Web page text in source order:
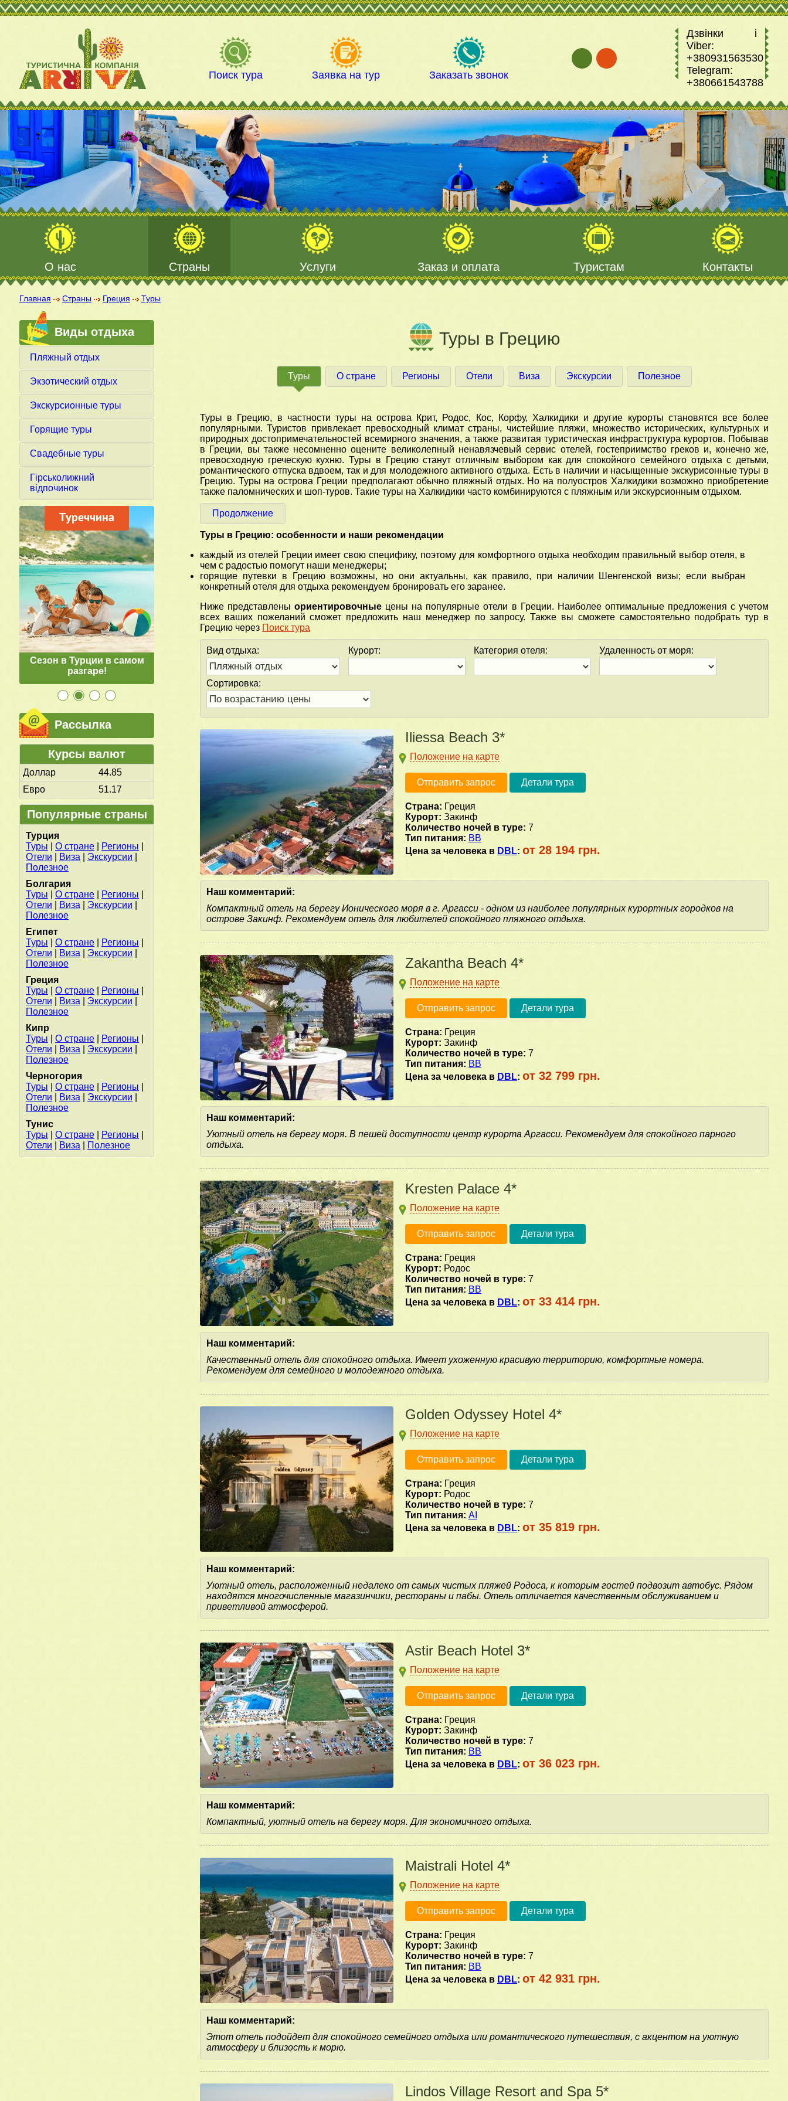
Поиск тура Заявка на тур Заказать звонок
Дзвінки і
Viber:
+380931563530
Telegram:
+380661543788
О нас Страны Услуги Заказ и оплата Туристам Контакты
Главная Страны Греция Туры
Виды отдыха
Пляжный отдых
Экзотический отдых
Экскурсионные туры
Горящие туры
Свадебные туры
Гірськолижний
відпочинок
Сезон в Турции в самом
разгаре!
Греция открыта для
путешествий!
Отзывы о нас
Комфортный сезон в
Сезон в Турции в самом
Рассылка
Курсы валют
Доллар
44.85
Евро
51.17
Популярные страны
Турция
Туры
О стране Регионы
Отели
Виза Экскурсии
Полезное
Болгария
Туры
О стране Регионы
Отели
Виза Экскурсии
Полезное
Египет
Туры
О стране Регионы
Отели
Виза Экскурсии
Полезное
Греция
Туры
О стране Регионы
Отели
Виза Экскурсии
Полезное
Кипр
Туры
О стране Регионы
Отели
Виза Экскурсии
Полезное
Черногория
Туры
О стране Регионы
Отели
Виза Экскурсии
Полезное
Тунис
Туры
О стране Регионы
Отели
Виза Полезное
Туры в Грецию
Туры О стране Регионы Отели Виза Экскурсии Полезное
Туры в Грецию, в частности туры на острова Крит, Родос, Кос, Корфу, Халкидики и другие курорты становятся все более
популярными. Туристов привлекает превосходный климат страны, чистейшие пляжи, множество исторических, культурных и
природных достопримечательностей всемирного значения, а также развитая туристическая инфраструктура курортов. Побывав
в Греции, вы также несомненно оцените великолепный ненавязчевый сервис отелей, гостеприимство греков и, конечно же,
превосходную греческую кухню. Туры в Грецию станут отличным выбором как для спокойного семейного отдыха с детьми,
романтического отпуска вдвоем, так и для молодежного активного отдыха. Есть в наличии и насыщенные экскурисонные туры в
Грецию. Туры на острова Греции предполагают обычно пляжный отдых. Но на полуостров Халкидики возможно приобретение
также паломнических и шоп-туров. Такие туры на Халкидики часто комбинируются с пляжным или экскурсионным отдыхом.
Продолжение
Туры в Грецию: особенности и наши рекомендации
каждый из отелей Греции имеет свою специфику, поэтому для комфортного отдыха необходим правильный выбор отеля, в
чем с радостью помогут наши менеджеры;
горящие путевки в Грецию возможны, но они актуальны, как правило, при наличии Шенгенской визы; если выбран
конкретный отеля для отдыха рекомендуем бронировать его заранее.
Ниже представленыориентировочные цены на популярные отели в Греции. Наиболее оптимальные предложения с учетом
всех ваших пожеланий сможет предложить наш менеджер по запросу. Также вы сможете самостоятельно подобрать тур в
Грецию через Поиск тура
Вид отдыха: Курорт: Категория отеля: Удаленность от моря:
Сортировка:
Iliessa Beach 3*
Положение на карте
Отправить запрос Детали тура
Страна: Греция
Курорт: Закинф
Количество ночей в туре: 7
Тип питания: BB
Цена за человека в DBL: от 28 194 грн.
Наш комментарий:
Компактный отель на берегу Ионического моря в г. Аргасси - одном из наиболее популярных курортных городков на
острове Закинф. Рекомендуем отель для любителей спокойного пляжного отдыха.
Zakantha Beach 4*
Положение на карте
Отправить запрос Детали тура
Страна: Греция
Курорт: Закинф
Количество ночей в туре: 7
Тип питания: BB
Цена за человека в DBL: от 32 799 грн.
Наш комментарий:
Уютный отель на берегу моря. В пешей доступности центр курорта Аргасси. Рекомендуем для спокойного парного
отдыха.
Kresten Palace 4*
Положение на карте
Отправить запрос Детали тура
Страна: Греция
Курорт: Родос
Количество ночей в туре: 7
Тип питания: BB
Цена за человека в DBL: от 33 414 грн.
Наш комментарий:
Качественный отель для спокойного отдыха. Имеет ухоженную красивую территорию, комфортные номера.
Рекомендуем для семейного и молодежного отдыха.
Golden Odyssey Hotel 4*
Положение на карте
Отправить запрос Детали тура
Страна: Греция
Курорт: Родос
Количество ночей в туре: 7
Тип питания: AI
Цена за человека в DBL: от 35 819 грн.
Наш комментарий:
Уютный отель, расположенный недалеко от самых чистых пляжей Родоса, к которым гостей подвозит автобус. Рядом
находятся многочисленные магазинчики, рестораны и пабы. Отель отличается качественным обслуживанием и
приветливой атмосферой.
Astir Beach Hotel 3*
Положение на карте
Отправить запрос Детали тура
Страна: Греция
Курорт: Закинф
Количество ночей в туре: 7
Тип питания: BB
Цена за человека в DBL: от 36 023 грн.
Наш комментарий:
Компактный, уютный отель на берегу моря. Для экономичного отдыха.
Maistrali Hotel 4*
Положение на карте
Отправить запрос Детали тура
Страна: Греция
Курорт: Закинф
Количество ночей в туре: 7
Тип питания: BB
Цена за человека в DBL: от 42 931 грн.
Наш комментарий:
Этот отель подойдет для спокойного семейного отдыха или романтического путешествия, с акцентом на уютную
атмосферу и близость к морю.
Lindos Village Resort and Spa 5*